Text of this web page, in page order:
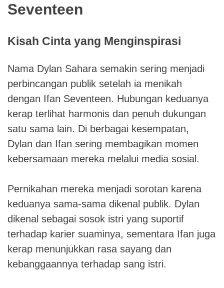
Seventeen
Kisah Cinta yang Menginspirasi
Nama Dylan Sahara semakin sering menjadi
perbincangan publik setelah ia menikah
dengan Ifan Seventeen. Hubungan keduanya
kerap terlihat harmonis dan penuh dukungan
satu sama lain. Di berbagai kesempatan,
Dylan dan Ifan sering membagikan momen
kebersamaan mereka melalui media sosial.
Pernikahan mereka menjadi sorotan karena
keduanya sama-sama dikenal publik. Dylan
dikenal sebagai sosok istri yang suportif
terhadap karier suaminya, sementara Ifan juga
kerap menunjukkan rasa sayang dan
kebanggaannya terhadap sang istri.